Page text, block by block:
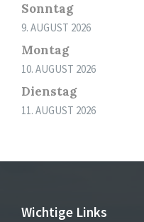
Sonntag
9. AUGUST 2026
Montag
10. AUGUST 2026
Dienstag
11. AUGUST 2026
Wichtige Links